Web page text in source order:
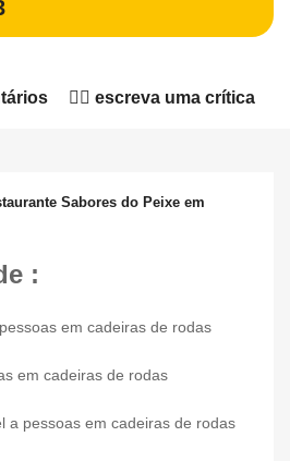
✍🏻 escreva uma crítica
Sabores do Peixe em
:
em cadeiras de rodas
em cadeiras de rodas
a pessoas em cadeiras de rodas